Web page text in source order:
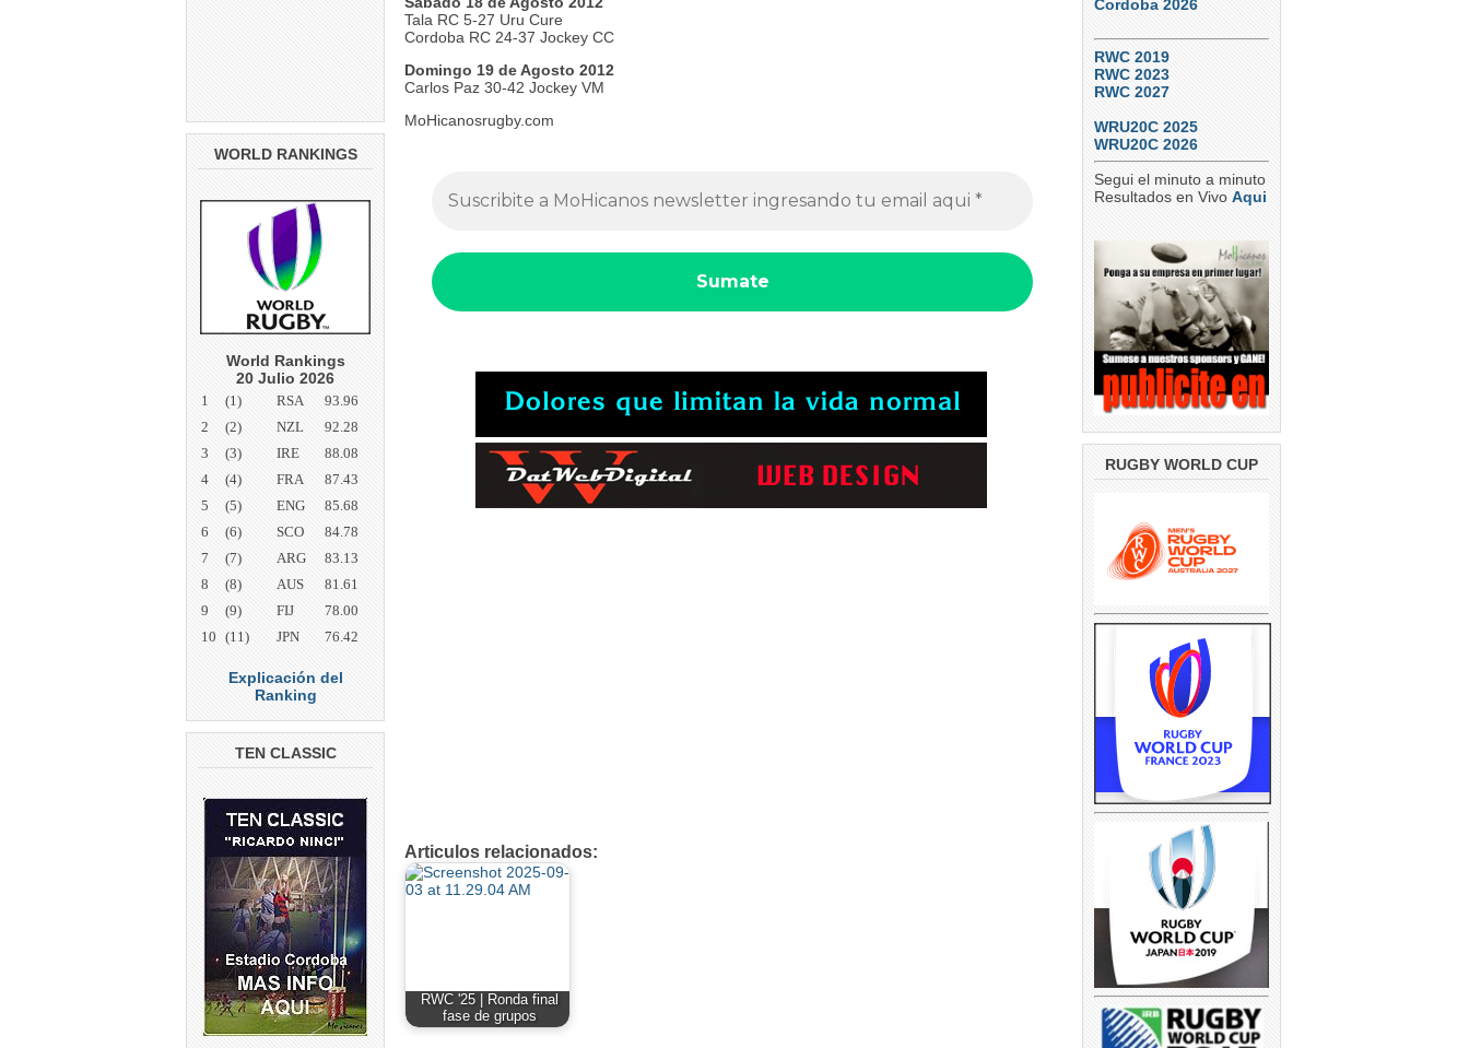
WORLD RANKINGS
World Rankings
20 Julio 2026
1 (1) RSA
93.96
2
(2) NZL
92.28
3
(3) IRE
88.08
4
(4) FRA
87.43
5
(5) ENG
85.68
6
(6) SCO
84.78
7
(7) ARG
83.13
8
(8) AUS
81.61
9
(9) FIJ
78.00
10 (11) JPN 76.42
Explicación del
Ranking
TEN CLASSIC
Tala RC 5-27 Uru Cure
Cordoba RC 24-37 Jockey CC
Domingo 19 de Agosto 2012
Carlos Paz 30-42 Jockey VM
MoHicanosrugby.com
Articulos relacionados:
RWC '25 | Ronda final
fase de grupos
Cordoba 2026
RWC 2019
RWC 2023
RWC 2027
WRU20C 2025
WRU20C 2026
Segui el minuto a minuto
Resultados en Vivo Aqui
RUGBY WORLD CUP